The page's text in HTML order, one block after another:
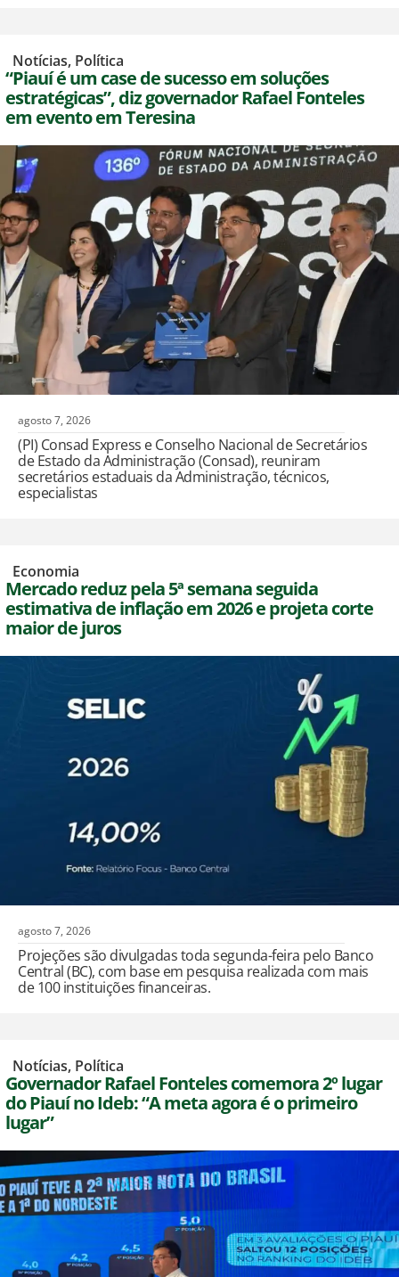
Notícias, Política
“Piauí é um case de sucesso em soluções
estratégicas”, diz governador Rafael Fonteles
em evento em Teresina
agosto 7, 2026
(PI) Consad Express e Conselho Nacional de Secretários
de Estado da Administração (Consad), reuniram
secretários estaduais da Administração, técnicos,
especialistas
Economia
Mercado reduz pela 5ª semana seguida
estimativa de inflação em 2026 e projeta corte
maior de juros
agosto 7, 2026
Projeções são divulgadas toda segunda-feira pelo Banco
Central (BC), com base em pesquisa realizada com mais
de 100 instituições financeiras.
Notícias, Política
Governador Rafael Fonteles comemora 2º lugar
do Piauí no Ideb: “A meta agora é o primeiro
lugar”